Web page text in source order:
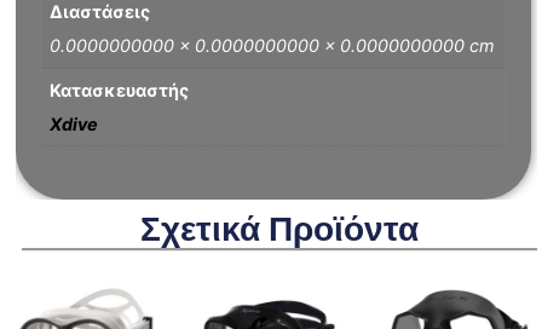
Διαστάσεις
0.0000000000 × 0.0000000000 × 0.0000000000 cm
Κατασκευαστής
Xdive
Σχετικά Προϊόντα